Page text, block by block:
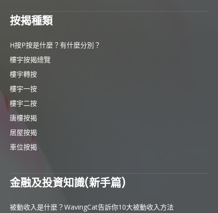
按揭種類
H按P按是什麼？有什麼分別？
樓宇按揭總覽
樓宇轉按
樓宇一按
樓宇二按
唐樓按揭
居屋按揭
車位按揭
金融及投資知識(新手篇)
被動收入是什麼？WavingCat告訴你10大被動收入方法